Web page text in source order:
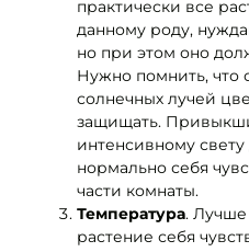
практически все
данному роду,
но при этом оно
Нужно помнить, что
солнечных лучей
защищать.
интенсивному
нормально себя
части комнаты.
Температура. Лучше
растение себя